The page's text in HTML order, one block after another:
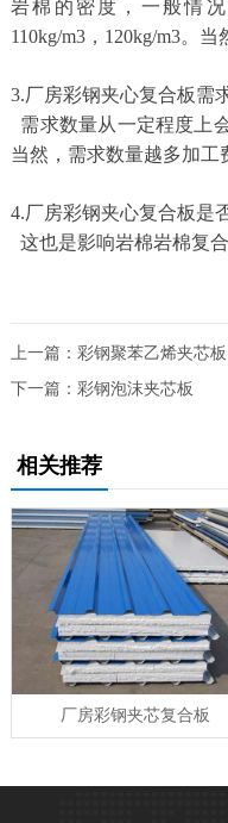
岩棉的密度，一般情况
110kg/m3，120kg/m3。
3.厂房彩钢夹心复合板需
需求数量从一定程度上
当然，需求数量越多加工
4.厂房彩钢夹心复合板是
这也是影响岩棉岩棉复
上一篇： 彩钢聚苯乙烯夹芯板
下一篇： 彩钢泡沫夹芯板
相关推荐
厂房彩钢夹芯复合板